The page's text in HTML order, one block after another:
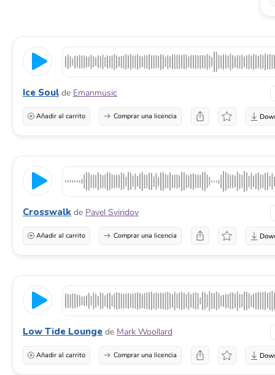
Ice Soul de Emanmusic
Añadir al carrito Comprar una licencia
Crosswalk de Pavel Sviridov
Añadir al carrito Comprar una licencia
Low Tide Lounge de Mark Woollard
Añadir al carrito Comprar una licencia